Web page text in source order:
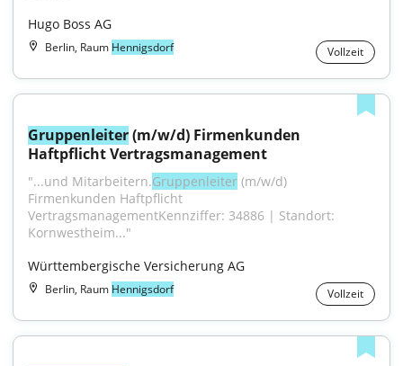
Hugo Boss AG
Berlin, Raum Hennigsdorf Vollzeit
Gruppenleiter (m/w/d) Firmenkunden
Haftpflicht Vertragsmanagement
"...und Mitarbeitern.Gruppenleiter (m/w/d)
Firmenkunden Haftpflicht
VertragsmanagementKennziffer: 34886 | Standort:
Kornwestheim..."
Württembergische Versicherung AG
Berlin, Raum Hennigsdorf Vollzeit